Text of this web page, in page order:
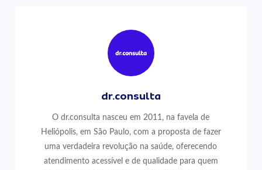
dr.consulta
O dr.consulta nasceu em 2011, na favela de
Heliópolis, em São Paulo, com a proposta de fazer
uma verdadeira revolução na saúde, oferecendo
atendimento acessível e de qualidade para quem